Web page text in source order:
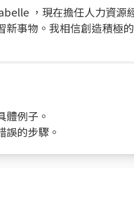
，現在擔任人力資源
新事物。我相信創造積極
體例子。
誤的步驟。